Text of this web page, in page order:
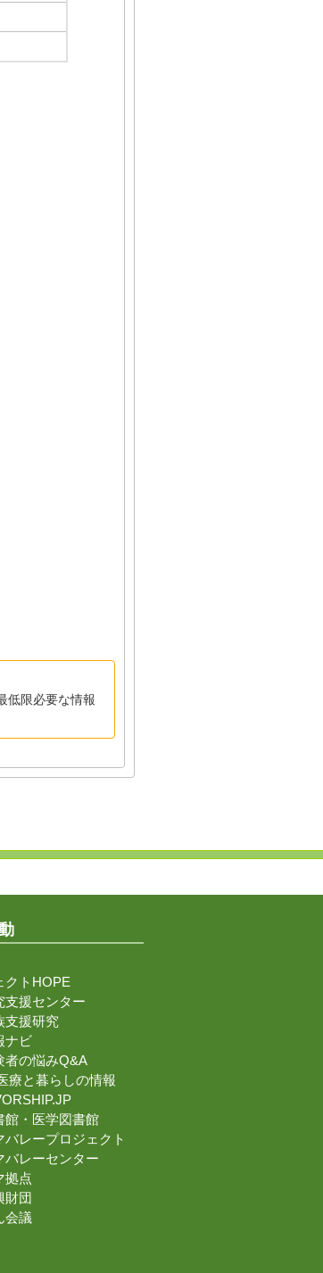
低限必要な情報
クトHOPE
支援センター
支援研究
ナビ
者の悩みQ&A
療と暮らしの情報
館・医学図書館
バレープロジェクト
バレーセンター
拠点
財団
会議